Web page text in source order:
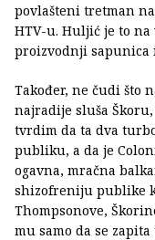
povlašteni tretman
HTV-u. Huljić je to
proizvodnji sapunica
Također, ne čudi što
najradije sluša
tvrdim da ta dva
publiku, a da je
ogavna, mračna
shizofreniju publike
Thompsonove,
mu samo da se